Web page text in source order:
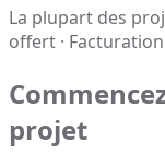
La plupart des
offert ·
projet